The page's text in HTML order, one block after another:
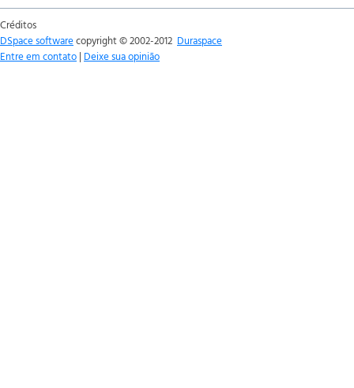
Créditos
DSpace softwarecopyright © 2002-2012 Duraspace
Entre em contato | Deixe sua opinião